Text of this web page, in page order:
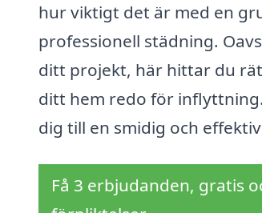
hur viktigt det är med en
professionell städning.
ditt projekt, här hittar du
ditt hem redo för
dig till en smidig och
Få 3 erbjudanden, gratis